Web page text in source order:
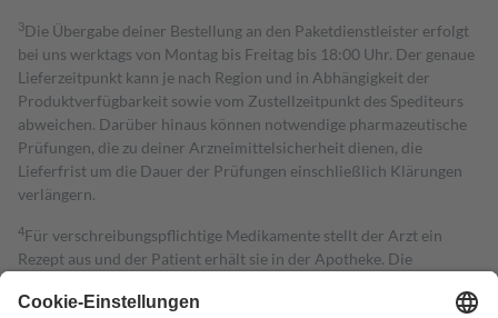
3Die Übergabe deiner Bestellung an den Paketdienstleister erfolgt
bei uns werktags von Montag bis Freitag bis 18:00 Uhr. Der genaue
Lieferzeitpunkt kann je nach Region und in Abhängigkeit der
Produktverfügbarkeit sowie vom Zustellzeitpunkt des Spediteurs
abweichen. Darüber hinaus können notwendige pharmazeutische
Prüfungen, die zu deiner Arzneimittelsicherheit dienen, die
Lieferfrist um die Dauer der Prüfungen einschließlich Klärungen
verlängern.
4Für verschreibungspflichtige Medikamente stellt der Arzt ein
Rezept aus und der Patient erhält sie in der Apotheke. Die
Kosten dafür, der Versicherte trägt einen Teil davon als Zuzahlung